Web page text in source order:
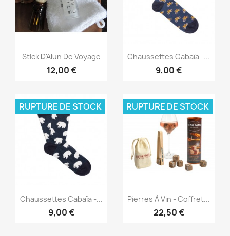
Aperçu rapide
Stick D'Alun De Voyage
12,00 €
Aperçu rapide
Chaussettes Cabaïa -...
9,00 €
Aperçu rapide
Chaussettes Cabaïa -...
9,00 €
RUPTURE DE STOCK
Aperçu rapide
Pierres À Vin - Coffret...
22,50 €
RUPTURE DE STOCK